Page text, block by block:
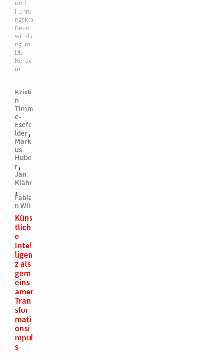
und
Führu
ngskrä
fteent
wicklu
ng im
DB-
Konze
rn.
Kristi
n
Timm
e-
Esefe
lder,
Mark
us
Hube
r,
Jan
Klähr
,
Fabia
n Will
Küns
tlich
e
Intel
ligen
z als
gem
eins
amer
Tran
sfor
mati
onsi
mpul
s